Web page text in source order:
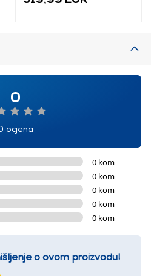
0
ocjena
0 kom
0 kom
0 kom
0 kom
0 kom
o ovom proizvodu!